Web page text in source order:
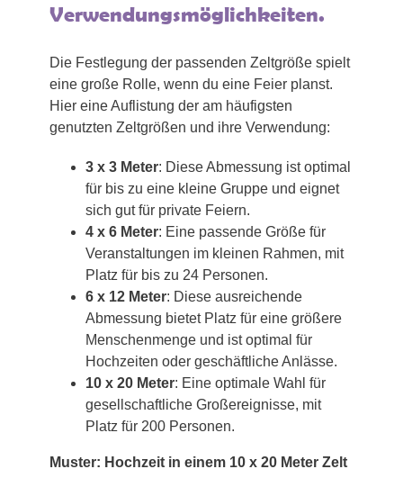
Verwendungsmöglichkeiten.
Die Festlegung der passenden Zeltgröße spielt
eine große Rolle, wenn du eine Feier planst.
Hier eine Auflistung der am häufigsten
genutzten Zeltgrößen und ihre Verwendung:
3 x 3 Meter: Diese Abmessung ist optimal
für bis zu eine kleine Gruppe und eignet
sich gut für private Feiern.
4 x 6 Meter: Eine passende Größe für
Veranstaltungen im kleinen Rahmen, mit
Platz für bis zu 24 Personen.
6 x 12 Meter: Diese ausreichende
Abmessung bietet Platz für eine größere
Menschenmenge und ist optimal für
Hochzeiten oder geschäftliche Anlässe.
10 x 20 Meter: Eine optimale Wahl für
gesellschaftliche Großereignisse, mit
Platz für 200 Personen.
Muster: Hochzeit in einem 10 x 20 Meter Zelt